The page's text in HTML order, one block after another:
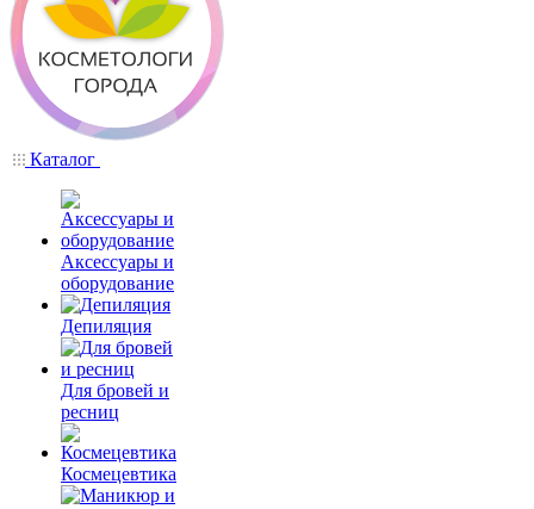
Каталог
Аксессуары и
оборудование
Депиляция
Для бровей и
ресниц
Космецевтика